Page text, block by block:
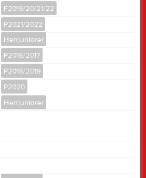
F2019/20/21/22
P2021/2022
Herrjuniorer
P2016/2017
P2018/2019
P2020
Herrjuniorer